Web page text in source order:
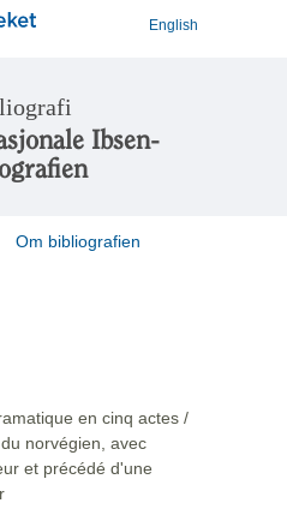
English
Ibsen-
Om bibliografien
en cinq actes /
norvégien, avec
et précédé d'une